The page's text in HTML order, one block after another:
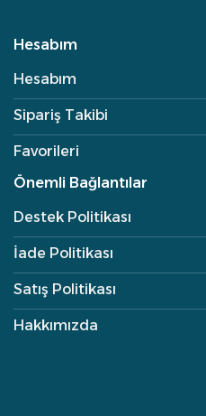
Hesabım
Hesabım
Sipariş Takibi
Favorileri
Önemli Bağlantılar
Destek Politikası
İade Politikası
Satış Politikası
Hakkımızda